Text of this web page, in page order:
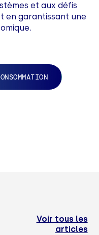
et aux défis
en garantissant une
Voir tous les
articles